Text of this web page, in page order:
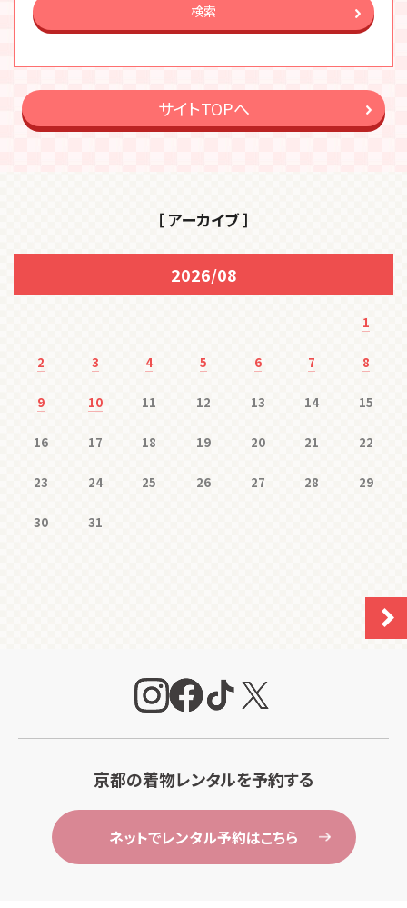
検索
サイトTOPへ
［ アーカイブ ］
2026/08
1
2 3 4 5 6 7 8
9 10 11 12 13 14 15
16 17 18 19 20 21 22
23 24 25 26 27 28 29
30 31
京都の着物レンタルを予約する
ネットでレンタル予約はこちら